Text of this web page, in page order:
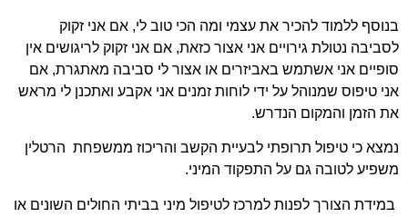
בנוסף ללמוד להכיר את עצמי ומה הכי טוב לי, אם אני זקוק
לסביבה נטולת גירויים אני אצור כזאת, אם אני זקוק לריגושים אין
סופיים אני אשתמש באביזרים או אצור לי סביבה מאתגרת, אם
אני טיפוס שמנוהל על ידי לוחות זמנים אני אקבע ואתכנן לי מראש
את הזמן והמקום הנדרש.
נמצא כי טיפול תרופתי לבעיית הקשב והריכוז ממשפחת הרטלין
משפיע לטובה גם על התפקוד המיני.
במידת הצורך לפנות למרכז לטיפול מיני בביתי החולים השונים או